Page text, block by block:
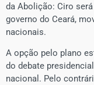
da Abolição: Ciro
governo do Ceará,
nacionais.
A opção pelo plano
do debate
nacional. Pelo